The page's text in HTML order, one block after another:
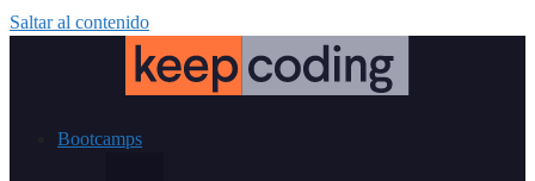
Saltar al contenido
Bootcamps